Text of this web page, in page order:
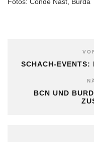
Fotos: Condé Nast, Burda
SCHACH-EVENTS:
BCN UND